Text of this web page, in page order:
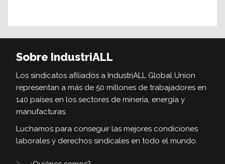
Sobre IndustriALL
Los sindicatos afiliados a IndustriALL Global Union
representan a más de 50 millones de trabajadores en
140 países en los sectores de minería, energía y
manufacturas.
Luchamos para conseguir las mejores condiciones
laborales y derechos sindicales en todo el mundo.